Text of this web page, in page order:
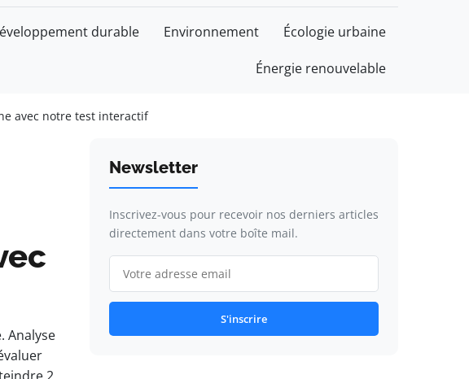
durable Environnement Écologie urbaine
Énergie renouvelable
avec notre test interactif
Analyse
Newsletter
Inscrivez-vous pour recevoir nos derniers articles
directement dans votre boîte mail.
S'inscrire